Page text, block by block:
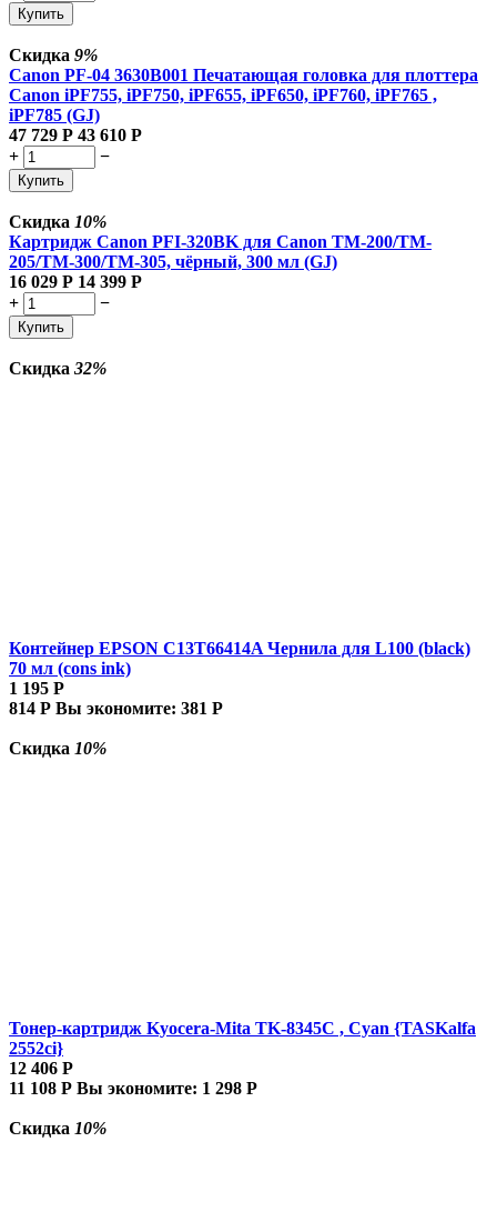
Купить
Скидка 9%
Canon PF-04 3630B001 Печатающая головка для плоттера
Canon iPF755, iPF750, iPF655, iPF650, iPF760, iPF765 ,
iPF785 (GJ)
47 729 Р 43 610 Р
+
−
Купить
Скидка 10%
Картридж Canon PFI-320BK для Canon TM-200/TM-
205/TM-300/TM-305, чёрный, 300 мл (GJ)
16 029 Р 14 399 Р
+
−
Купить
Скидка 32%
Контейнер EPSON C13T66414A Чернила для L100 (black)
70 мл (cons ink)
1 195 Р
814 Р Вы экономите: 381 Р
Скидка 10%
Тонер-картридж Kyocera-Mita TK-8345C , Cyan {TASKalfa
2552ci}
12 406 Р
11 108 Р Вы экономите: 1 298 Р
Скидка 10%